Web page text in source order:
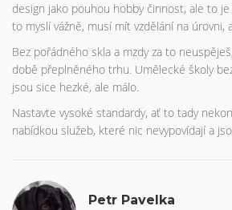
design jako pouhou hobby činnost, ale to
to myslí vážně, musí mít vzdělání na úrovni,
Bez pořádného skla a mzdy za to
době přeplněného trhu. Umělecké školy
jsou sice hezké, ale málo.
Nastavte vysoké standardy, ať to tady
nabídkou služeb, které nic nevypovídají a
Petr Pavelka